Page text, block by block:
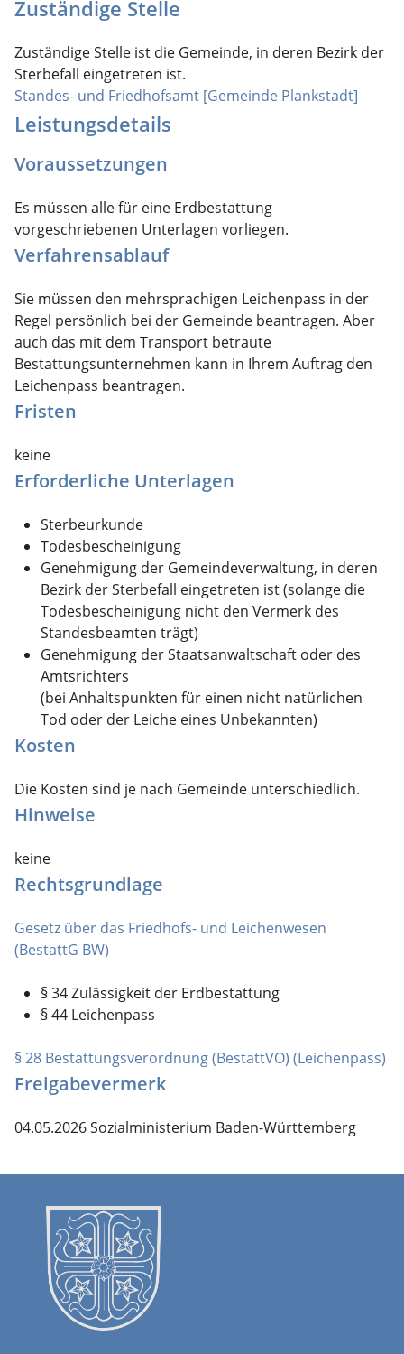
Zuständige Stelle
Zuständige Stelle ist die Gemeinde, in deren Bezirk der
Sterbefall eingetreten ist.
Standes- und Friedhofsamt [Gemeinde Plankstadt]
Leistungsdetails
Voraussetzungen
Es müssen alle für eine Erdbestattung
vorgeschriebenen Unterlagen vorliegen.
Verfahrensablauf
Sie müssen den mehrsprachigen Leichenpass in der
Regel persönlich bei der Gemeinde beantragen. Aber
auch das mit dem Transport betraute
Bestattungsunternehmen kann in Ihrem Auftrag den
Leichenpass beantragen.
Fristen
keine
Erforderliche Unterlagen
Sterbeurkunde
Todesbescheinigung
Genehmigung der Gemeindeverwaltung, in deren
Bezirk der Sterbefall eingetreten ist (solange die
Todesbescheinigung nicht den Vermerk des
Standesbeamten trägt)
Genehmigung der Staatsanwaltschaft oder des
Amtsrichters
(bei Anhaltspunkten für einen nicht natürlichen
Tod oder der Leiche eines Unbekannten)
Kosten
Die Kosten sind je nach Gemeinde unterschiedlich.
Hinweise
keine
Rechtsgrundlage
Gesetz über das Friedhofs- und Leichenwesen
(BestattG BW)
§ 34Zulässigkeit der Erdbestattung
§ 44 Leichenpass
§ 28 Bestattungsverordnung (BestattVO) (Leichenpass)
Freigabevermerk
04.05.2026 Sozialministerium Baden-Württemberg